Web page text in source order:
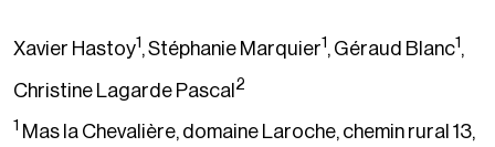
Xavier Hastoy1 , Stéphanie Marquier1 , Géraud Blanc1 ,
Christine Lagarde Pascal 2
1 Mas la Chevalière, domaine Laroche, chemin rural 13,